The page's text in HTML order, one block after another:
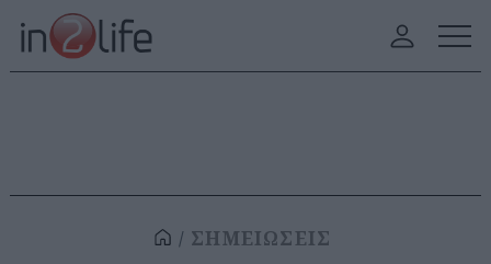
ΣΗΜΕΙΩΣΕΙΣ